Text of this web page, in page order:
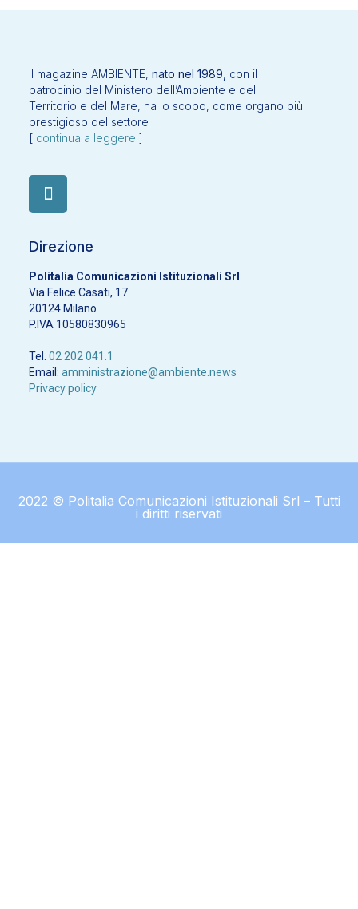
Il magazine AMBIENTE, nato nel 1989, con il
patrocinio del Ministero dell’Ambiente e del
Territorio e del Mare, ha lo scopo, come organo più
prestigioso del settore
[ continua a leggere ]
Direzione
Politalia Comunicazioni Istituzionali Srl
Via Felice Casati, 17
20124 Milano
P.IVA 10580830965
Tel. 02 202 041.1
Email: amministrazione@ambiente.news
Privacy policy
2022 © Politalia Comunicazioni Istituzionali Srl – Tutti
i diritti riservati